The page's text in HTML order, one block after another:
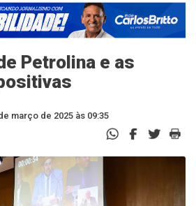
Petrolina e as
março de 2025 às 09:35